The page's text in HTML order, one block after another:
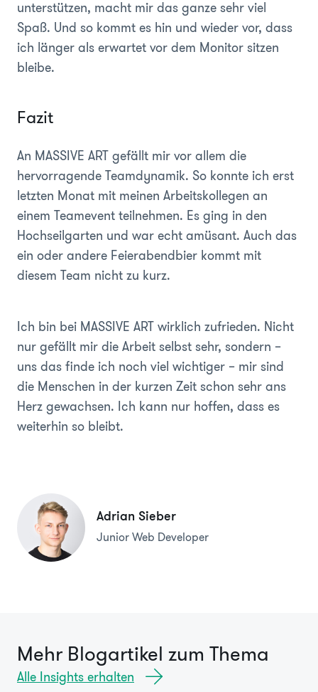
unterstützen, macht mir das ganze sehr viel
Spaß. Und so kommt es hin und wieder vor, dass
ich länger als erwartet vor dem Monitor sitzen
bleibe.
Fazit
An MASSIVE ART gefällt mir vor allem die
hervorragende Teamdynamik. So konnte ich erst
letzten Monat mit meinen Arbeitskollegen an
einem Teamevent teilnehmen. Es ging in den
Hochseilgarten und war echt amüsant. Auch das
ein oder andere Feierabendbier kommt mit
diesem Team nicht zu kurz.
Ich bin bei MASSIVE ART wirklich zufrieden. Nicht
nur gefällt mir die Arbeit selbst sehr, sondern –
uns das finde ich noch viel wichtiger – mir sind
die Menschen in der kurzen Zeit schon sehr ans
Herz gewachsen. Ich kann nur hoffen, dass es
weiterhin so bleibt.
Adrian Sieber
Junior Web Developer
Mehr Blogartikel zum Thema
Alle Insights erhalten